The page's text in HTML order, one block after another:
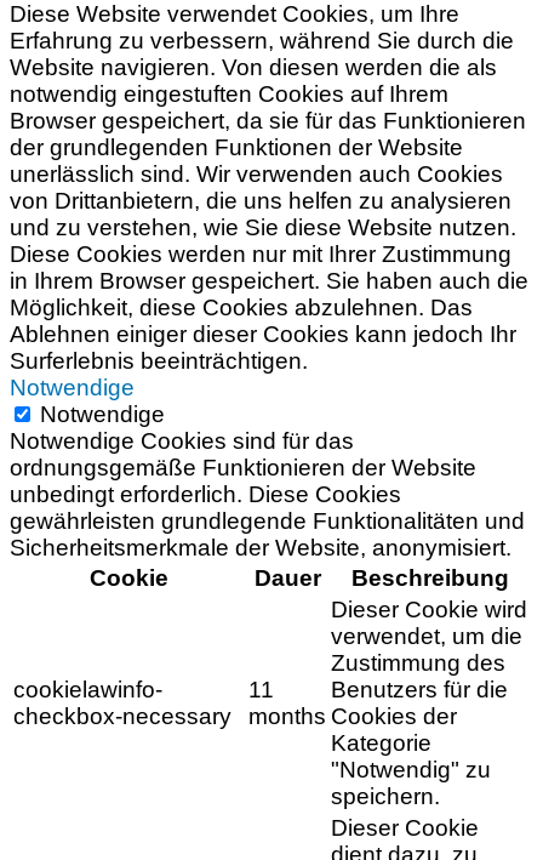
Diese Website verwendet Cookies, um Ihre
Erfahrung zu verbessern, während Sie durch die
Website navigieren. Von diesen werden die als
notwendig eingestuften Cookies auf Ihrem
Browser gespeichert, da sie für das Funktionieren
der grundlegenden Funktionen der Website
unerlässlich sind. Wir verwenden auch Cookies
von Drittanbietern, die uns helfen zu analysieren
und zu verstehen, wie Sie diese Website nutzen.
Diese Cookies werden nur mit Ihrer Zustimmung
in Ihrem Browser gespeichert. Sie haben auch die
Möglichkeit, diese Cookies abzulehnen. Das
Ablehnen einiger dieser Cookies kann jedoch Ihr
Surferlebnis beeinträchtigen.
Notwendige
Notwendige
Notwendige Cookies sind für das
ordnungsgemäße Funktionieren der Website
unbedingt erforderlich. Diese Cookies
gewährleisten grundlegende Funktionalitäten und
Sicherheitsmerkmale der Website, anonymisiert.
Cookie
Dauer Beschreibung
cookielawinfo-
checkbox-necessary
11
months
Dieser Cookie wird
verwendet, um die
Zustimmung des
Benutzers für die
Cookies der
Kategorie
"Notwendig" zu
speichern.
Dieser Cookie